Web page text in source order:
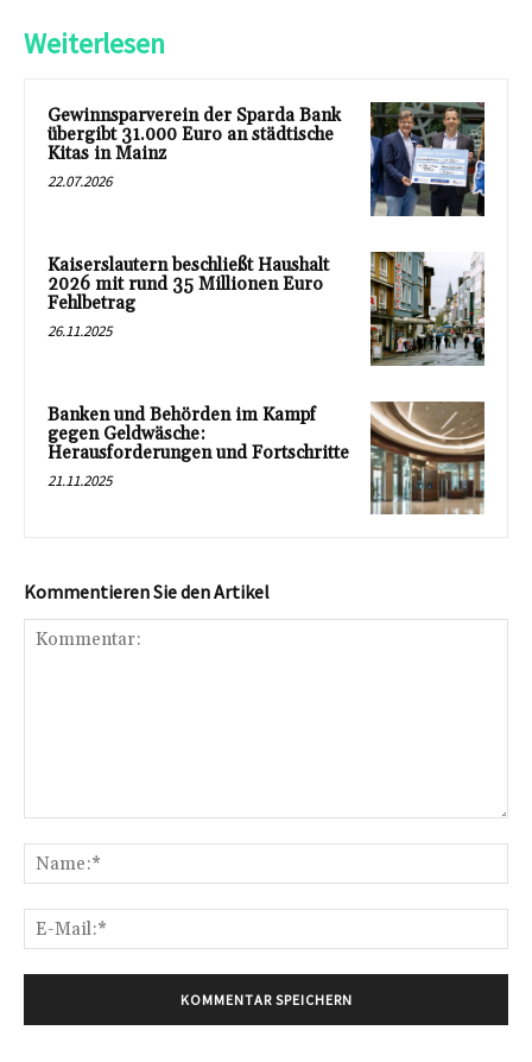
Weiterlesen
Gewinnsparverein der Sparda Bank
übergibt 31.000 Euro an städtische
Kitas in Mainz
22.07.2026
Kaiserslautern beschließt Haushalt
2026 mit rund 35 Millionen Euro
Fehlbetrag
26.11.2025
Banken und Behörden im Kampf
gegen Geldwäsche:
Herausforderungen und Fortschritte
21.11.2025
Kommentieren Sie den Artikel